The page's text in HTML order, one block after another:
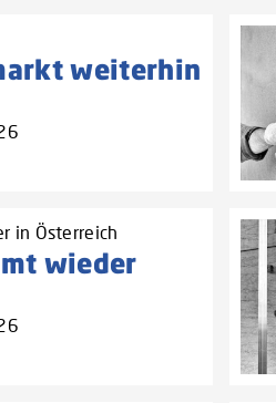
weiterhin
in Österreich
wieder